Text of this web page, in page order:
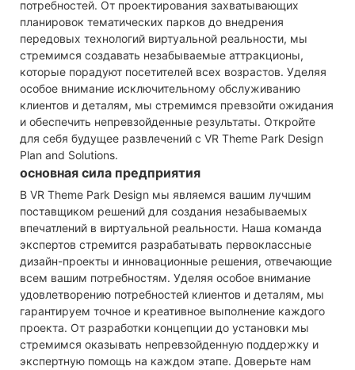
потребностей. От проектирования захватывающих
планировок тематических парков до внедрения
передовых технологий виртуальной реальности, мы
стремимся создавать незабываемые аттракционы,
которые порадуют посетителей всех возрастов. Уделяя
особое внимание исключительному обслуживанию
клиентов и деталям, мы стремимся превзойти ожидания
и обеспечить непревзойденные результаты. Откройте
для себя будущее развлечений с VR Theme Park Design
Plan and Solutions.
основная сила предприятия
В VR Theme Park Design мы являемся вашим лучшим
поставщиком решений для создания незабываемых
впечатлений в виртуальной реальности. Наша команда
экспертов стремится разрабатывать первоклассные
дизайн-проекты и инновационные решения, отвечающие
всем вашим потребностям. Уделяя особое внимание
удовлетворению потребностей клиентов и деталям, мы
гарантируем точное и креативное выполнение каждого
проекта. От разработки концепции до установки мы
стремимся оказывать непревзойденную поддержку и
экспертную помощь на каждом этапе. Доверьте нам